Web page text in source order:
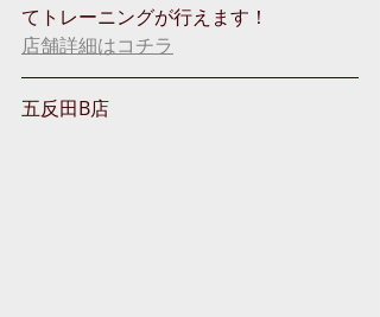
てトレーニングが行えます！
店舗詳細はコチラ
五反田B店